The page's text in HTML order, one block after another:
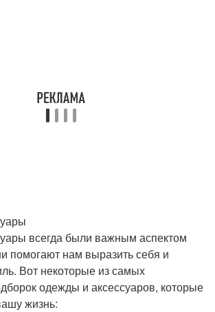
всегда были важным аспектом
помогают нам выразить себя и
Вот некоторые из самых
одежды и аксессуаров, которые
жизнь: